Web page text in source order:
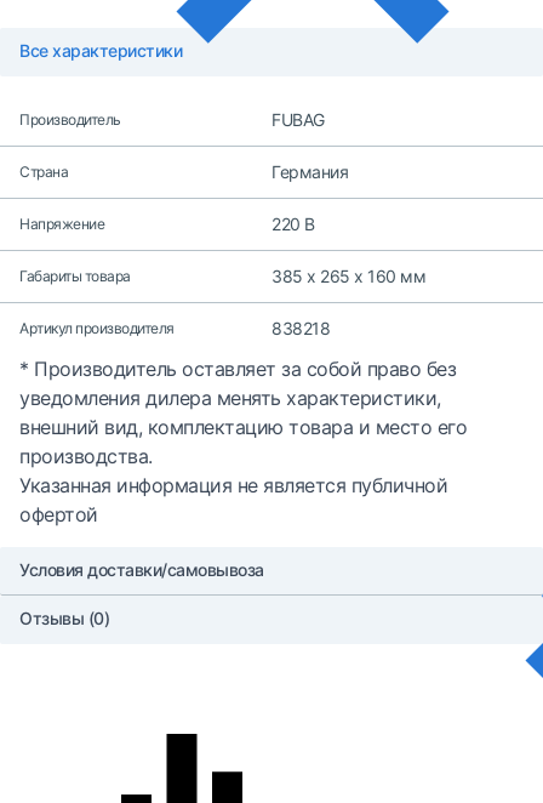
Все характеристики
Производитель FUBAG
Страна Германия
Напряжение 220 В
Габариты товара 385 x 265 x 160 мм
Артикул производителя 838218
* Производитель оставляет за собой право без
уведомления дилера менять характеристики,
внешний вид, комплектацию товара и место его
производства.
Указанная информация не является публичной
офертой
Условия доставки/самовывоза
Отзывы (0)